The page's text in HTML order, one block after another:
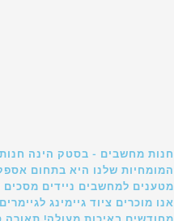
חנות מחשבים - בסטק הינה
המומחיות שלנו היא בתחום
מטענים למחשבים ניידים
אנו מוכרים ציוד גיימינג